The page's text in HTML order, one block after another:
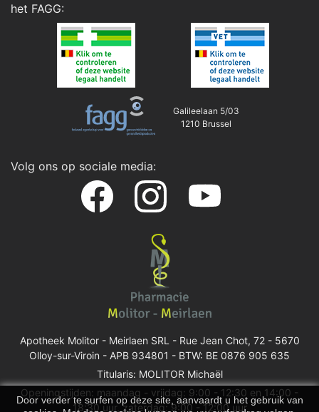
Door verder te surfen op deze site, aanvaardt u het gebruik van
het FAGG:
Galileelaan 5/03
1210 Brussel
Volg ons op sociale media:
Apotheek Molitor - Meirlaen SRL - Rue Jean Chot, 72 - 5670
Olloy-sur-Viroin - APB 934801 - BTW: BE 0876 905 635
Titularis: MOLITOR Michaël
Openingstijden: maandag - vrijdag: 9:00 - 12:30 en 14:00 -
18:30 uur, zaterdag: 9:00 - 12:00 uur